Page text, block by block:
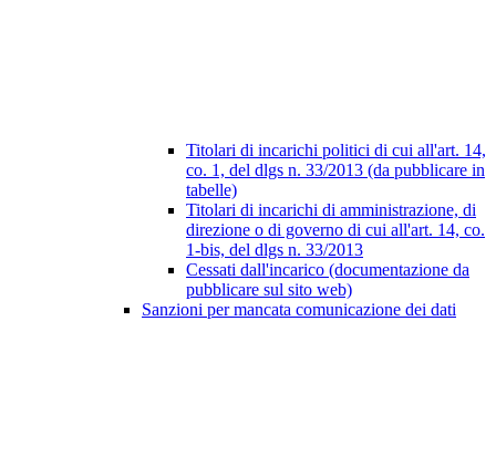
Titolari di incarichi politici di cui all'art. 14,
co. 1, del dlgs n. 33/2013 (da pubblicare in
tabelle)
Titolari di incarichi di amministrazione, di
direzione o di governo di cui all'art. 14, co.
1-bis, del dlgs n. 33/2013
Cessati dall'incarico (documentazione da
pubblicare sul sito web)
Sanzioni per mancata comunicazione dei dati